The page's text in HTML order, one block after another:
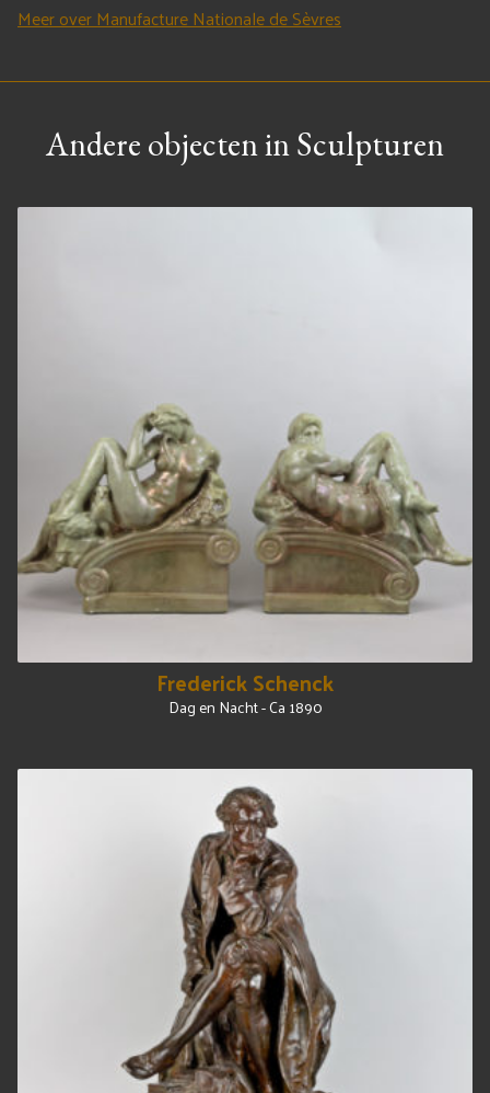
Meer over Manufacture Nationale de Sèvres
Andere objecten in Sculpturen
Frederick Schenck
Dag en Nacht - Ca 1890